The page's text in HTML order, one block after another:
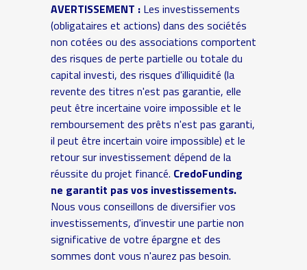
AVERTISSEMENT :Les investissements
(obligataires et actions) dans des sociétés
non cotées ou des associations comportent
des risques de perte partielle ou totale du
capital investi, des risques d'illiquidité (la
revente des titres n'est pas garantie, elle
peut être incertaine voire impossible et le
remboursement des prêts n'est pas garanti,
il peut être incertain voire impossible) et le
retour sur investissement dépend de la
réussite du projet financé. CredoFunding
ne garantit pas vos investissements.
Nous vous conseillons de diversifier vos
investissements, d'investir une partie non
significative de votre épargne et des
sommes dont vous n'aurez pas besoin.